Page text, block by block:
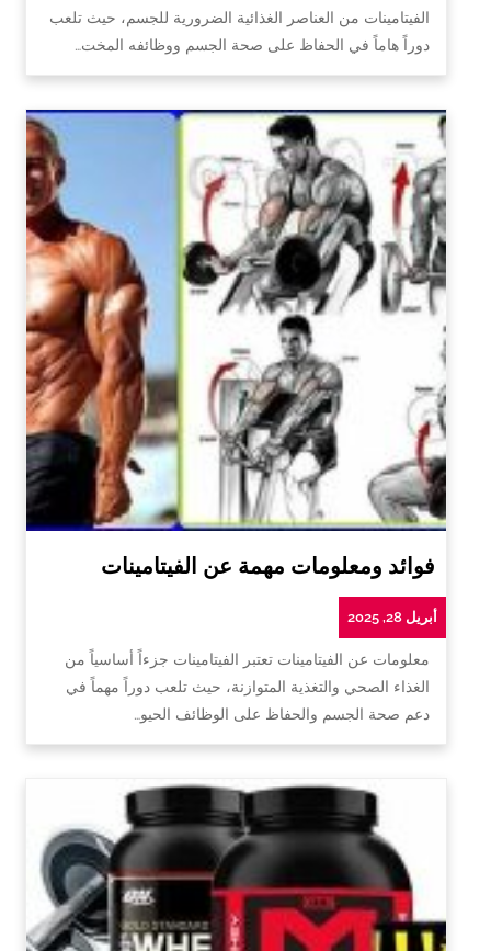
الفيتامينات من العناصر الغذائية الضرورية للجسم، حيث تلعب
دوراً هاماً في الحفاظ على صحة الجسم ووظائفه المخت…
فوائد ومعلومات مهمة عن الفيتامينات
أبريل 28, 2025
معلومات عن الفيتامينات تعتبر الفيتامينات جزءاً أساسياً من
الغذاء الصحي والتغذية المتوازنة، حيث تلعب دوراً مهماً في
دعم صحة الجسم والحفاظ على الوظائف الحيو…